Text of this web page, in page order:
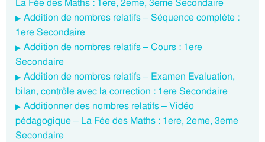
La Fée des Maths : 1ere, 2eme, 3eme Secondaire
Addition de nombres relatifs – Séquence complète :
1ere Secondaire
Addition de nombres relatifs – Cours : 1ere
Secondaire
Addition de nombres relatifs – Examen Evaluation,
bilan, contrôle avec la correction : 1ere Secondaire
Additionner des nombres relatifs – Vidéo
pédagogique – La Fée des Maths : 1ere, 2eme, 3eme
Secondaire